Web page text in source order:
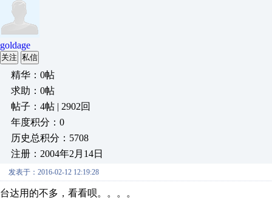
goldage
关注 私信
精华：0帖
求助：0帖
帖子：4帖 | 2902回
年度积分：0
历史总积分：5708
注册：2004年2月14日
发表于：2016-02-12 12:19:28
台达用的不多，看看呗。。。。